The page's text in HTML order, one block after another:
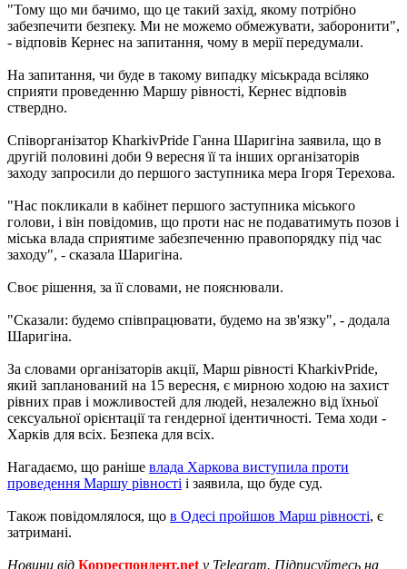
"Тому що ми бачимо, що це такий захід, якому потрібно
забезпечити безпеку. Ми не можемо обмежувати, заборонити",
- відповів Кернес на запитання, чому в мерії передумали.
На запитання, чи буде в такому випадку міськрада всіляко
сприяти проведенню Маршу рівності, Кернес відповів
ствердно.
Співорганізатор KharkivPride Ганна Шаригіна заявила, що в
другій половині доби 9 вересня її та інших організаторів
заходу запросили до першого заступника мера Ігоря Терехова.
"Нас покликали в кабінет першого заступника міського
голови, і він повідомив, що проти нас не подаватимуть позов і
міська влада сприятиме забезпеченню правопорядку під час
заходу", - сказала Шаригіна.
Своє рішення, за її словами, не пояснювали.
"Сказали: будемо співпрацювати, будемо на зв'язку", - додала
Шаригіна.
За словами організаторів акції, Марш рівності KharkivPride,
який запланований на 15 вересня, є мирною ходою на захист
рівних прав і можливостей для людей, незалежно від їхньої
сексуальної орієнтації та гендерної ідентичності. Тема ходи -
Харків для всіх. Безпека для всіх.
Нагадаємо, що раніше влада Харкова виступила проти
проведення Маршу рівності і заявила, що буде суд.
Також повідомлялося, що в Одесі пройшов Марш рівності, є
затримані.
Новини від Корреспондент.net у Telegram. Підписуйтесь на